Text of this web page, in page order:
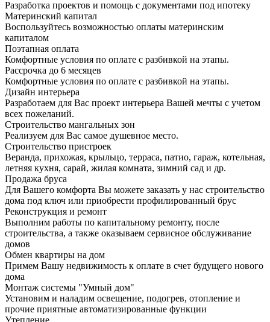
Разработка проектов и помощь с документами под ипотеку
Материнский капитал
Воспользуйтесь возможностью оплаты материнским
капиталом
Поэтапная оплата
Комфортные условия по оплате с разбивкой на этапы.
Рассрочка до 6 месяцев
Комфортные условия по оплате с разбивкой на этапы.
Дизайн интерьера
Разработаем для Вас проект интерьера Вашей мечты с учетом
всех пожеланий.
Строительство мангальных зон
Реализуем для Вас самое душевное место.
Строительство пристроек
Веранда, прихожая, крыльцо, терраса, патио, гараж, котельная,
летняя кухня, сарай, жилая комната, зимний сад и др.
Продажа бруса
Для Вашего комфорта Вы можете заказать у нас строительство
дома под ключ или приобрести профилированный брус
Реконструкция и ремонт
Выполним работы по капитальному ремонту, после
строительства, а также оказываем сервисное обслуживание
домов
Обмен квартиры на дом
Примем Вашу недвижимость к оплате в счет будущего нового
дома
Монтаж системы "Умный дом"
Установим и наладим освещение, подогрев, отопление и
прочие приятные автоматизированные функции
Утепление